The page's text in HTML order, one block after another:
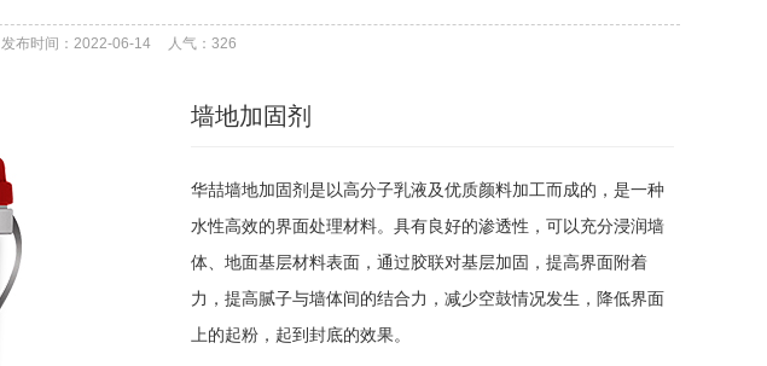
发布时间：2022-06-14 人气： 326
墙地加固剂
华喆墙地加固剂是以高分子乳液及优质颜料加工而成的，是一种
水性高效的界面处理材料。具有良好的渗透性，可以充分浸润墙
体、地面基层材料表面，通过胶联对基层加固，提高界面附着
力，提高腻子与墙体间的结合力，减少空鼓情况发生，降低界面
上的起粉，起到封底的效果。